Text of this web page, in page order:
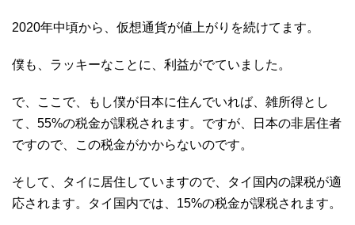
2020年中頃から、仮想通貨が値上がりを続けてます。
僕も、ラッキーなことに、利益がでていました。
で、ここで、もし僕が日本に住んでいれば、雑所得とし
て、55%の税金が課税されます。ですが、日本の非居住者
ですので、この税金がかからないのです。
そして、タイに居住していますので、タイ国内の課税が適
応されます。タイ国内では、15%の税金が課税されます。